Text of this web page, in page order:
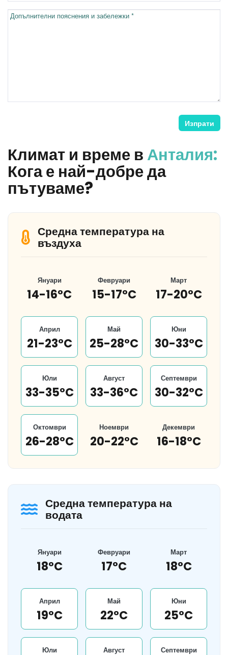
Допълнителни пояснения и забележки *
Изпрати
Климат и време в Анталия:
Кога е най-добре да
пътуваме?
Средна температура на
въздуха
Януари
14-16°C
Февруари
15-17°C
Март
17-20°C
Април
21-23°C
Май
25-28°C
Юни
30-33°C
Юли
33-35°C
Август
33-36°C
Септември
30-32°C
Октомври
26-28°C
Ноември
20-22°C
Декември
16-18°C
Средна температура на
водата
Януари
18°C
Февруари
17°C
Март
18°C
Април
19°C
Май
22°C
Юни
25°C
Юли Август Септември